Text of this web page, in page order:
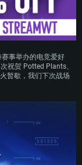
MAC平台
/ NVIDIA GeForce
系列)
/ Nvidia显卡 (游戏
半年以内的版本) 或同
的版本)。游戏支持的
事举办的电竞爱好
祝贺 Potted Plants、
暂歇，我们下次战场